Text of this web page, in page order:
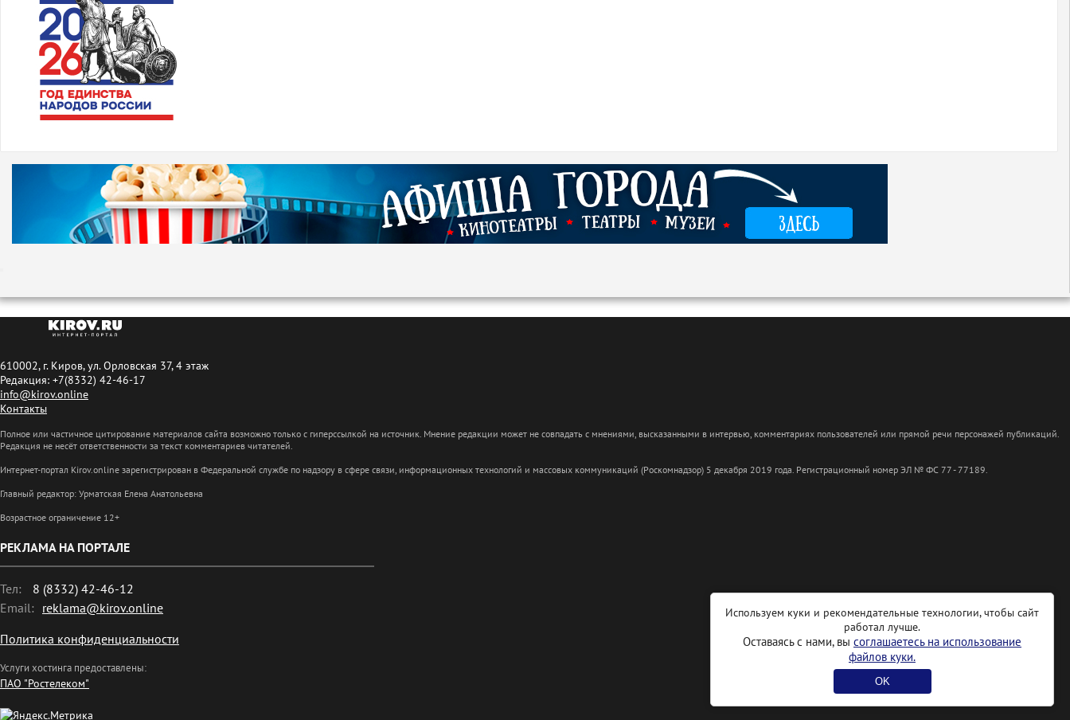
610002, г. Киров, ул. Орловская 37, 4 этаж
Редакция: +7(8332) 42-46-17
info@kirov.online
Контакты
Полное или частичное цитирование материалов сайта возможно только с гиперссылкой на источник. Мнение редакции может не совпадать с мнениями, высказанными в интервью, комментариях пользователей или прямой речи персонажей публикаций.
Редакция не несёт ответственности за текст комментариев читателей.
Интернет-портал Kirov.online зарегистрирован в Федеральной службе по надзору в сфере связи, информационных технологий и массовых коммуникаций (Роскомнадзор) 5 декабря 2019 года. Регистрационный номер ЭЛ № ФС 77 - 77189.
Главный редактор: Урматская Елена Анатольевна
Возрастное ограничение 12+
РЕКЛАМА НА ПОРТАЛЕ
Тел:
8 (8332) 42-46-12
Email: reklama@kirov.online
Политика конфиденциальности
Услуги хостинга предоставлены:
ПАО "Ростелеком"
Используем куки и рекомендательные технологии, чтобы сайт
работал лучше.
Оставаясь с нами, вы соглашаетесь на использование
файлов куки.
OK